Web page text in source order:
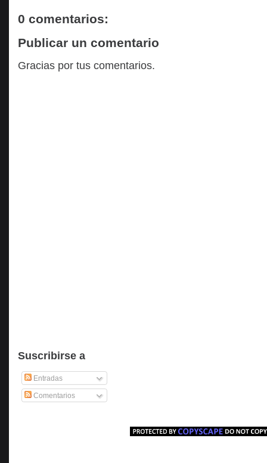
0 comentarios:
Publicar un comentario
Gracias por tus comentarios.
Suscribirse a
Entradas
Comentarios